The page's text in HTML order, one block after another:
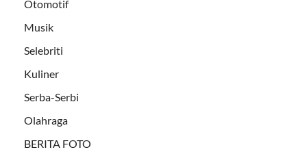
Otomotif
Musik
Selebriti
Kuliner
Serba-Serbi
Olahraga
BERITA FOTO